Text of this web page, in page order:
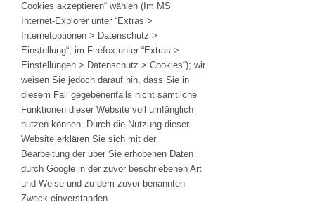
Cookies akzeptieren“ wählen (Im MS
Internet-Explorer unter “Extras >
Internetoptionen > Datenschutz >
Einstellung“; im Firefox unter “Extras >
Einstellungen > Datenschutz > Cookies“); wir
weisen Sie jedoch darauf hin, dass Sie in
diesem Fall gegebenenfalls nicht sämtliche
Funktionen dieser Website voll umfänglich
nutzen können. Durch die Nutzung dieser
Website erklären Sie sich mit der
Bearbeitung der über Sie erhobenen Daten
durch Google in der zuvor beschriebenen Art
und Weise und zu dem zuvor benannten
Zweck einverstanden.